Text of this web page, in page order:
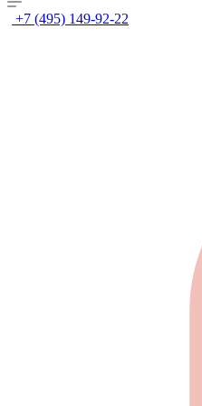
+7 (495) 149-92-22